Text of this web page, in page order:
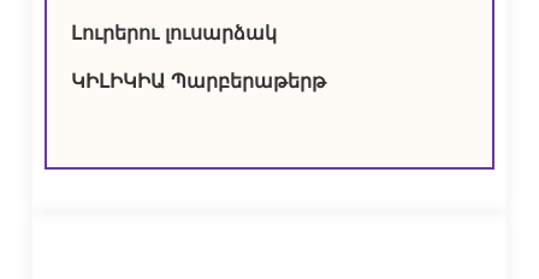
Լուրերու լուսարձակ
ԿԻԼԻԿԻԱ Պարբերաթերթ